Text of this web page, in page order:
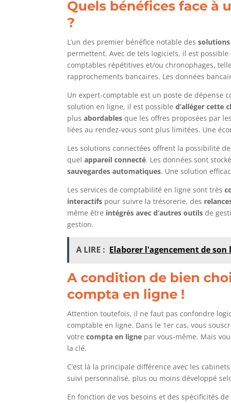
Quels bénéfices face à
?
L’un des premier bénéfice notable des
permettent. Avec de tels logiciels, il est possible
comptables répétitives et/ou chronophages,
rapprochements bancaires. Les données
Un expert-comptable est un poste de dépense
solution en ligne, il est possibled’alléger cette
plusabordables que les offres proposées par
liées au rendez-vous sont plus limitées. Une
Les solutions connectées offrent la possibilité
quelappareil connecté. Les données sont
sauvegardes automatiques. Une solution
Les services de comptabilité en ligne sont très
interactifs pour suivre la trésorerie, des
même être intégrés avec d’autres outils de
gestion.
A LIRE : Elaborer l'agencement de
A condition de bien
compta en ligne !
Attention toutefois, il ne faut pas confondre
comptable en ligne. Dans le 1er cas, vous
votrecompta en ligne par vous-même. Mais
la clé.
C’est là la principale différence avec les
suivi personnalisé, plus ou moins développé
En fonction de vos besoins et des spécificités